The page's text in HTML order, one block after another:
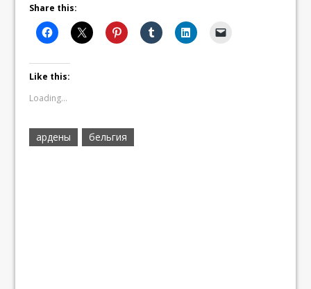
Share this:
Like this:
Loading...
ардены бельгия